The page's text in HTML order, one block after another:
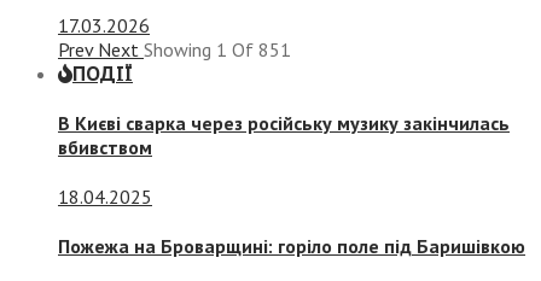
17.03.2026
Prev Next Showing 1 Of 851
ПОДІЇ
В Києві сварка через російську музику закінчилась
вбивством
18.04.2025
Пожежа на Броварщині: горіло поле під Баришівкою